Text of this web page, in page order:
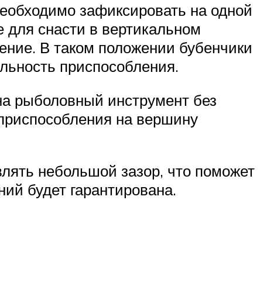
зафиксировать на одной
снасти в вертикальном
В таком положении бубенчики
приспособления.
рыболовный инструмент без
на вершину
небольшой зазор, что поможет
будет гарантирована.